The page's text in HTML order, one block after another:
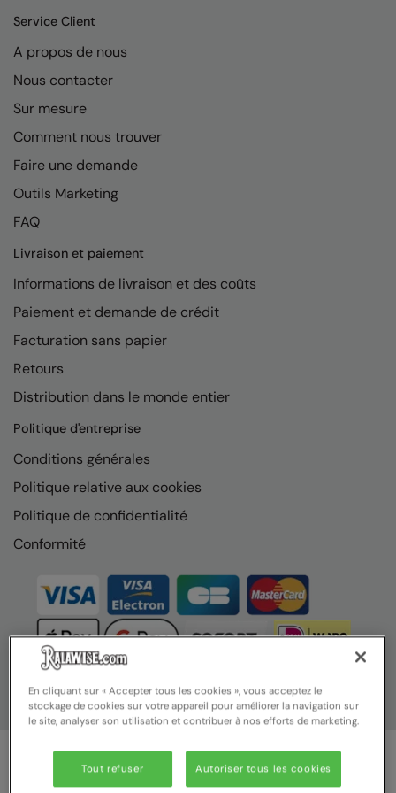
Kodak
Kustom Kit
Larkwood
Marketing Hub
Mumbles
New Morning Studios
Nike
Nimbus
OGIO
Onna By Premier
Portman & Pooch
Portwest
Premier
Pro RTX
Pro RTX High Visibility
Service Client
A propos de nous
Nous contacter
Sur mesure
Comment nous trouver
Faire une demande
Outils Marketing
FAQ
Livraison et paiement
Informations de livraison et des coûts
Paiement et demande de crédit
Facturation sans papier
Retours
Distribution dans le monde entier
Politique d'entreprise
Conditions générales
Politique relative aux cookies
Politique de confidentialité
Conformité
En cliquant sur « Accepter tous les cookies », vous acceptez le
stockage de cookies sur votre appareil pour améliorer la navigation sur
le site, analyser son utilisation et contribuer à nos efforts de marketing.
Tout refuser Autoriser tous les cookies